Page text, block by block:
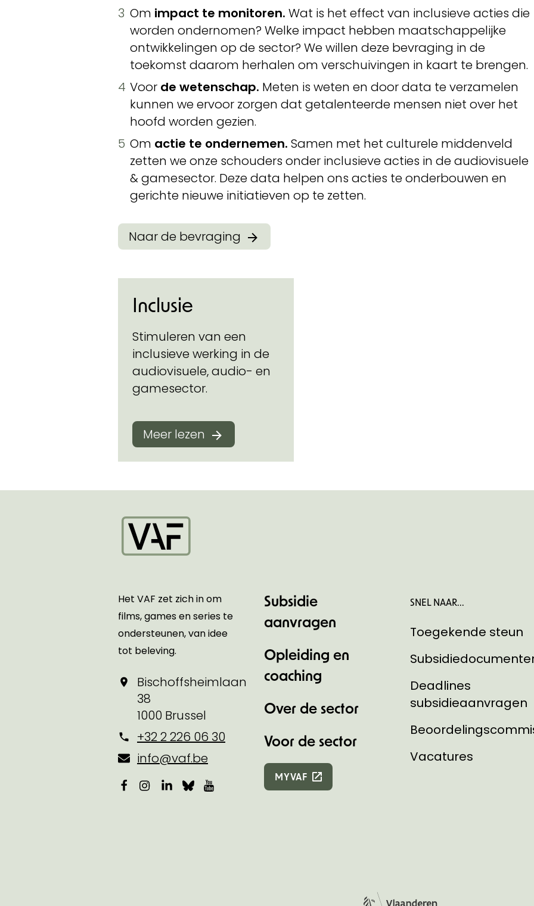
Om impact te monitoren. Wat is het effect van inclusieve acties die
worden ondernomen? Welke impact hebben maatschappelijke
ontwikkelingen op de sector? We willen deze bevraging in de
toekomst daarom herhalen om verschuivingen in kaart te brengen.
Voor de wetenschap. Meten is weten en door data te verzamelen
kunnen we ervoor zorgen dat getalenteerde mensen niet over het
hoofd worden gezien.
Om actie te ondernemen. Samen met het culturele middenveld
zetten we onze schouders onder inclusieve acties in de audiovisuele
& gamesector. Deze data helpen ons acties te onderbouwen en
gerichte nieuwe initiatieven op te zetten.
Naar de bevraging
Inclusie
Stimuleren van een
inclusieve werking in de
audiovisuele, audio- en
gamesector.
Meer lezen
Het VAF zet zich in om
films, games en series te
ondersteunen, van idee
tot beleving.
Bischoffsheimlaan
38
1000 Brussel
+32 2 226 06 30
info@vaf.be
Facebook
Instagram
LinkedIn
BlueskyYouTube
Subsidie
aanvragen
Opleiding en
coaching
Over de sector
Voor de sector
MYVAF
SNEL NAAR...
Toegekende steun
Deadlines
subsidieaanvragen
Vacatures